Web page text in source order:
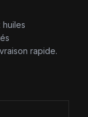
huiles
rapide.